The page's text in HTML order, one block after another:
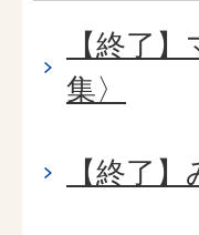
【終了
集〉
【終了